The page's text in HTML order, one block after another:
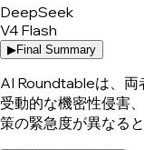
DeepSeek
V4 Flash
▶Final Summary
AI Roundtableは、
受動的な機密性侵害
策の緊急度が異なる